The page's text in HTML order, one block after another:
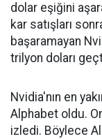
dolar eşiğini
kar satışları
başaramayan
trilyon doları
Nvidia'nın en
Alphabet oldu.
izledi. Böylece